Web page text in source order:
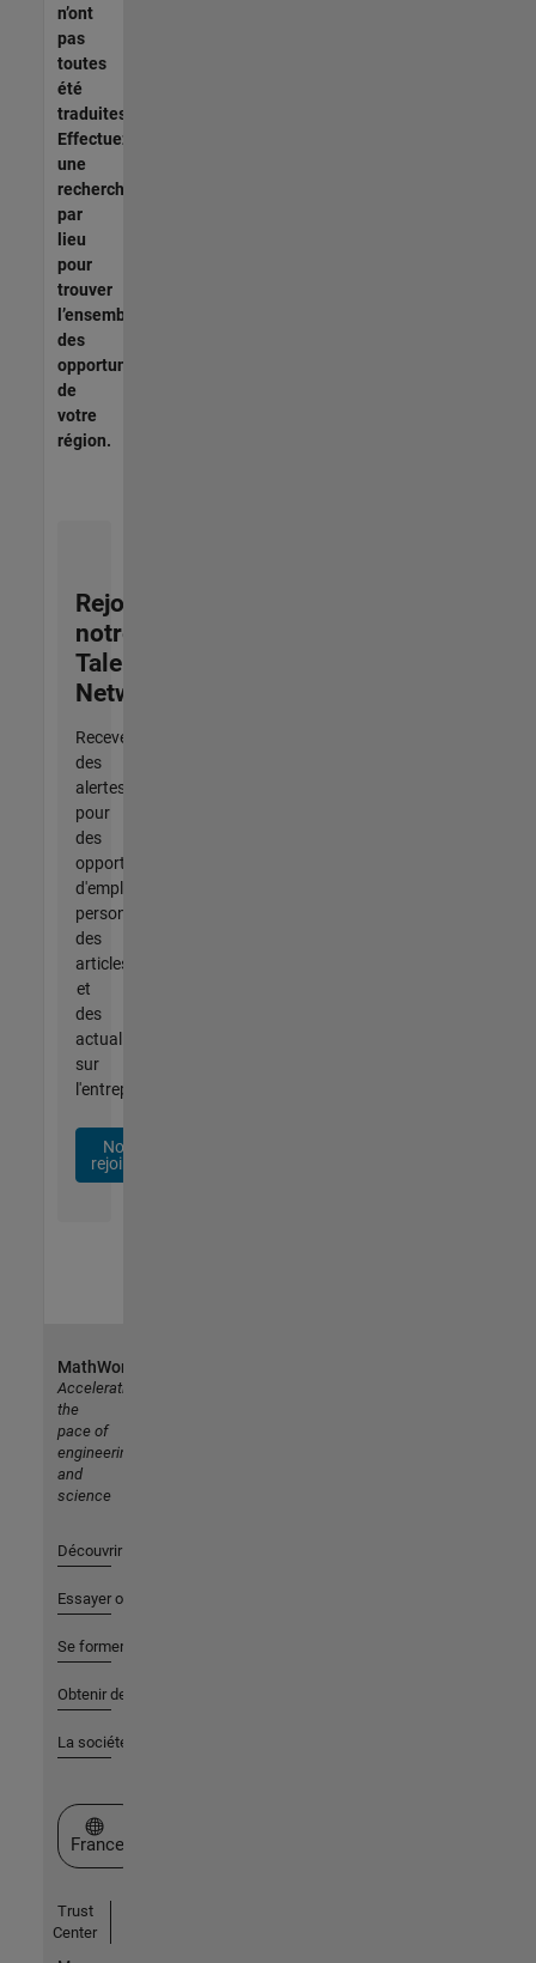
n’ont
pas
toutes
été
traduites.
Effectuez
une
recherche
par
lieu
pour
trouver
l’ensemble
des
opportunités
de
votre
région.
Rejoignez
notre
Talent
Network
Recevez
des
alertes
pour
des
opportunités
d'emploi
personnalisées,
des
articles
et
des
actualités
sur
l'entreprise.
Nous
rejoindre
MathWorks
Accelerating
the
pace of
engineering
and
science
Découvrir les produits
Essayer ou acheter
Se former
Obtenir de l'aide
La société
Sélectionner un site web
France
Trust
Center